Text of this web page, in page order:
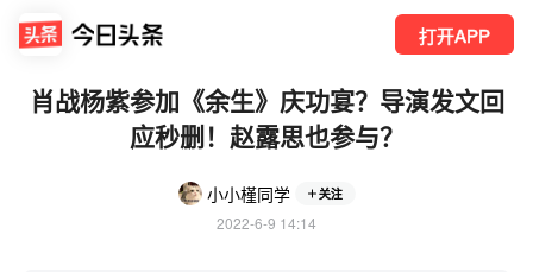
打开APP
肖战杨紫参加《余生》庆功宴？导演发文回
应秒删！赵露思也参与？
小小槿同学 关注
2022-6-9 14:14